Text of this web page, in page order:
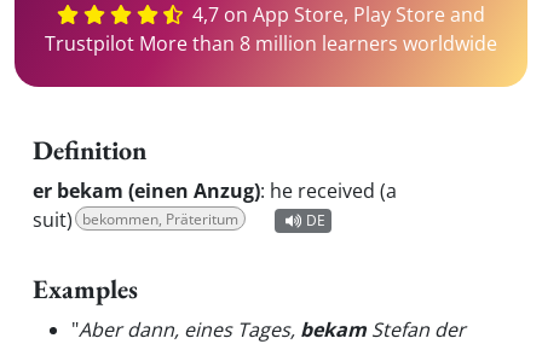
4,7 on App Store, Play Store and
Trustpilot More than 8 million learners worldwide
Definition
er bekam (einen Anzug): he received (a
suit) bekommen, Präteritum DE
Examples
"Aber dann, eines Tages, bekam Stefan der